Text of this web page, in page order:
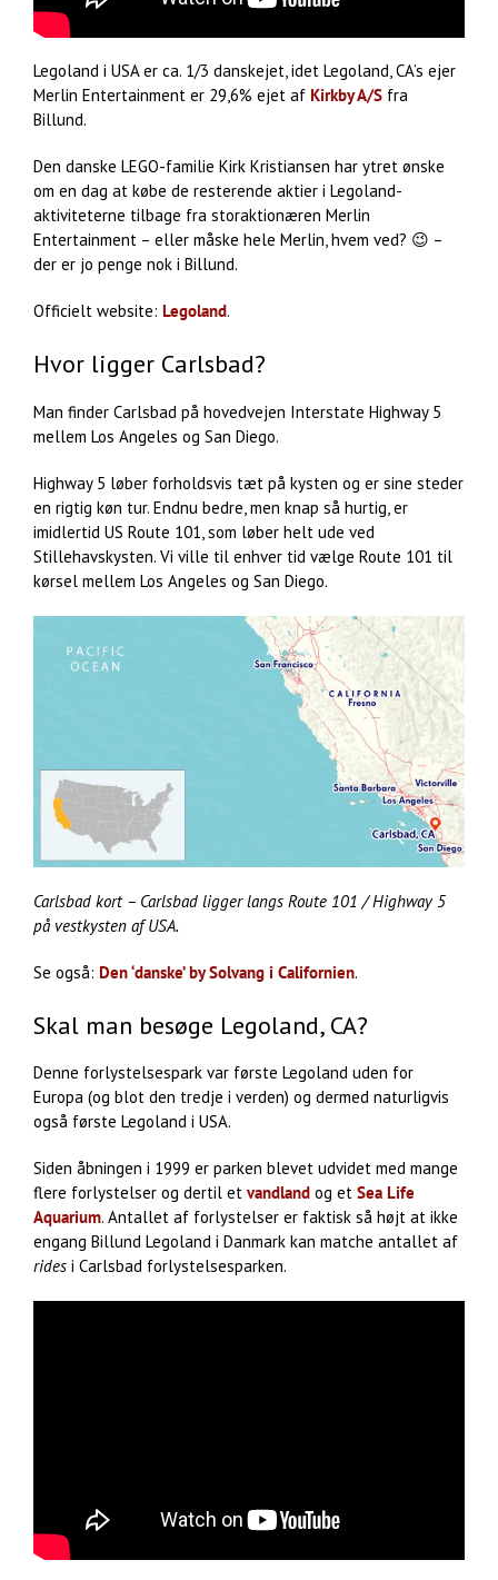
Legoland i USA er ca. 1/3 danskejet, idet Legoland, CA’s ejer
Merlin Entertainment er 29,6% ejet af Kirkby A/S fra
Billund.
Den danske LEGO-familie Kirk Kristiansen har ytret ønske
om en dag at købe de resterende aktier i Legoland-
aktiviteterne tilbage fra storaktionæren Merlin
Entertainment – eller måske hele Merlin, hvem ved? 😉 –
der er jo penge nok i Billund.
Officielt website: Legoland.
Hvor ligger Carlsbad?
Man finder Carlsbad på hovedvejen Interstate Highway 5
mellem Los Angeles og San Diego.
Highway 5 løber forholdsvis tæt på kysten og er sine steder
en rigtig køn tur. Endnu bedre, men knap så hurtig, er
imidlertid US Route 101, som løber helt ude ved
Stillehavskysten. Vi ville til enhver tid vælge Route 101 til
kørsel mellem Los Angeles og San Diego.
Carlsbad kort – Carlsbad ligger langs Route 101 / Highway 5
på vestkysten af USA.
Se også: Den ‘danske’ by Solvang i Californien.
Skal man besøge Legoland, CA?
Denne forlystelsespark var første Legoland uden for
Europa (og blot den tredje i verden) og dermed naturligvis
også første Legoland i USA.
Siden åbningen i 1999 er parken blevet udvidet med mange
flere forlystelser og dertil et vandland og et Sea Life
Aquarium. Antallet af forlystelser er faktisk så højt at ikke
engang Billund Legoland i Danmark kan matche antallet af
rides i Carlsbad forlystelsesparken.